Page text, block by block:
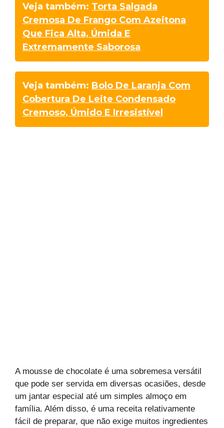
Veja também: Torta Salgada
Cremosa De Frango Com Azeitona
Que Fica Alta, Úmida E
Extremamente Saborosa
Veja também: Bolo De Laranja Com
Cobertura De Leite Condensado
Cremoso, Úmido E Irresistível
A mousse de chocolate é uma sobremesa versátil
que pode ser servida em diversas ocasiões, desde
um jantar especial até um simples almoço em
família. Além disso, é uma receita relativamente
fácil de preparar, que não exige muitos ingredientes